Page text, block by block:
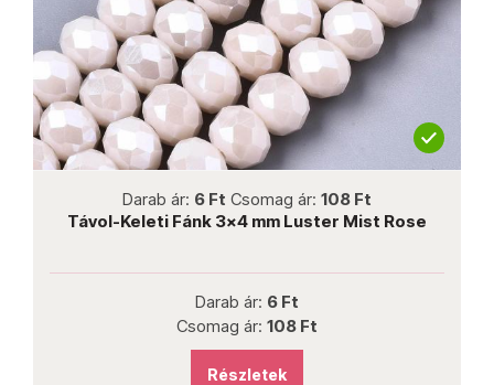
Darab ár: 6 Ft Csomag ár: 108 Ft
Távol-Keleti Fánk 3x4 mm Luster Mist Rose
Darab ár: 6 Ft
Csomag ár: 108 Ft
Részletek